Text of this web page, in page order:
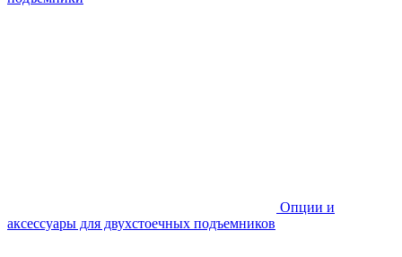
Опции и
аксессуары для двухстоечных подъемников